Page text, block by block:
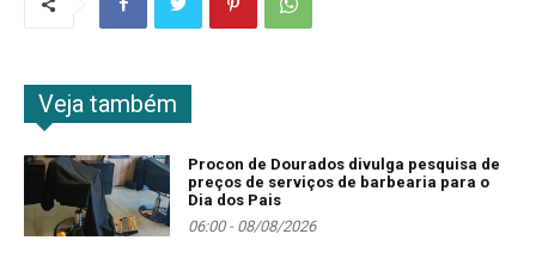
Veja também
Procon de Dourados divulga pesquisa de
preços de serviços de barbearia para o
Dia dos Pais
06:00 - 08/08/2026